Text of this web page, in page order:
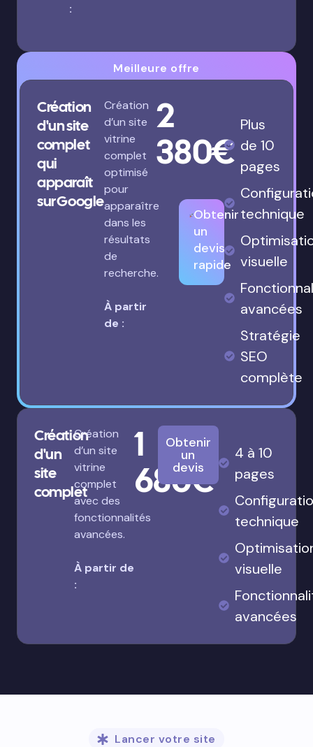
:
Meilleure offre
Création
d'un site
complet
qui
apparaît
sur Google
Création
d’un site
vitrine
complet
optimisé
pour
apparaître
dans les
résultats
de
recherche.
À partir
de :
2
380€
Obtenir
un
devis
rapide
Plus
de 10
pages
technique
visuelle
avancées
Stratégie
SEO
complète
Création
d'un
site
complet
Création
d’un site
vitrine
complet
avec des
fonctionnalités
avancées.
À partir de
:
1
680€
Obtenir
un
devis
4 à 10
pages
technique
visuelle
avancées
Lancer votre site